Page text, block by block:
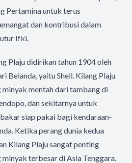
Pertamina untuk terus
dan kontribusi dalam
Ifki.
Plaju didirikan tahun 1904 oleh
Belanda, yaitu Shell. Kilang Plaju
minyak mentah dari tambang di
dan sekitarnya untuk
siap pakai bagi kendaraan-
Ketika perang dunia kedua
Kilang Plaju sangat penting
terbesar di Asia Tenggara.